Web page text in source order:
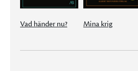
Vad händer nu? Mina krig